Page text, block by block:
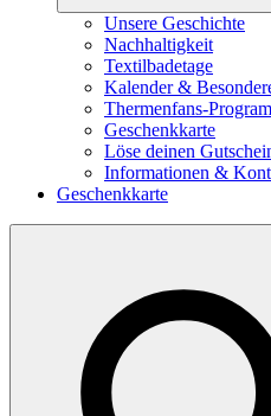
Unsere Geschichte
Nachhaltigkeit
Textilbadetage
Kalender &
Thermenfans-
Geschenkkarte
Löse deinen
Informationen &
Geschenkkarte